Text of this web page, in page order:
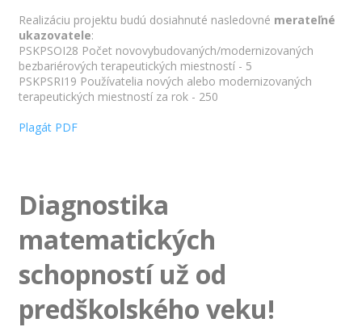
Realizáciu projektu budú dosiahnuté nasledovné merateľné
ukazovatele:
PSKPSOI28 Počet novovybudovaných/modernizovaných
bezbariérových terapeutických miestností - 5
PSKPSRI19 Používatelia nových alebo modernizovaných
terapeutických miestností za rok - 250
Plagát PDF
Diagnostika
matematických
schopností už od
predškolského veku!